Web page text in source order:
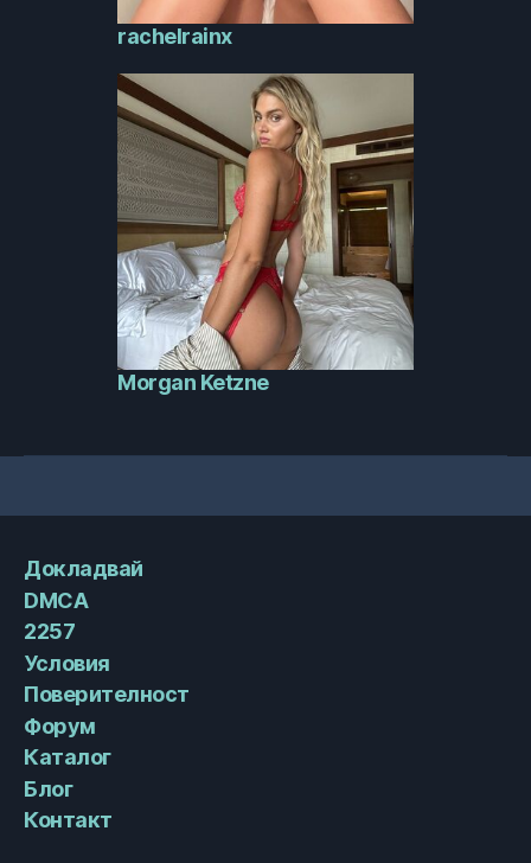
rachelrainx
Morgan Ketzne
Докладвай
DMCA
2257
Условия
Поверителност
Форум
Каталог
Блог
Контакт